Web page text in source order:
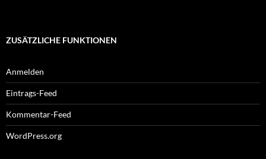
ZUSÄTZLICHE FUNKTIONEN
Anmelden
Eintrags-Feed
Kommentar-Feed
WordPress.org